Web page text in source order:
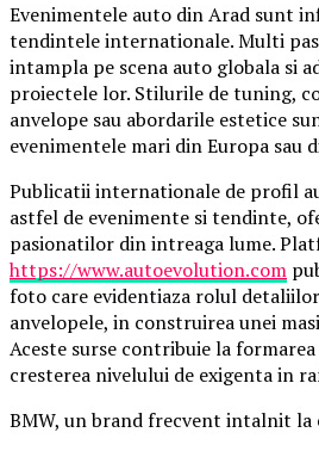
Evenimentele auto din Arad sunt
tendintele internationale. Multi
intampla pe scena auto globala si
proiectele lor. Stilurile de tuning,
anvelope sau abordarile estetice
evenimentele mari din Europa sau
Publicatii internationale de profil
astfel de evenimente si tendinte,
pasionatilor din intreaga lume.
https://www.autoevolution.com
foto care evidentiaza rolul
anvelopele, in construirea unei
Aceste surse contribuie la
cresterea nivelului de exigenta in
BMW, un brand frecvent intalnit la